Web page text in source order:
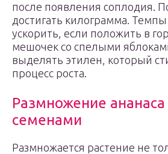
после появления соплодия.
достигать килограмма.
ускорить, если положить в
мешочек со спелыми
выделять этилен, который
процесс роста.
Размножение
семенами
Размножается растение не